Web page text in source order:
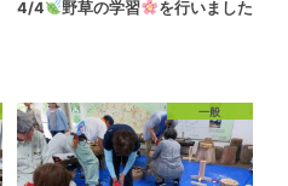
4/4 野草の学習 を行いました
一般